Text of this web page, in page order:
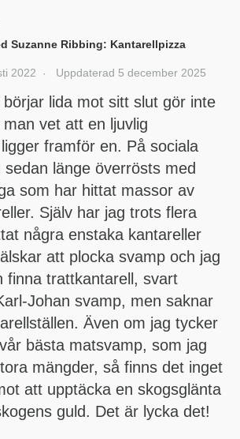
Suzanne Ribbing: Kantarellpizza
2022 Uppdaterad 5 december 2025
lida mot sitt slut gör inte
vet att en ljuvlig
framför en. På sociala
länge överrösts med
som har hittat massor av
Själv har jag trots flera
några enstaka kantareller
att plocka svamp och jag
finna trattkantarell, svart
Johan svamp, men saknar
Även om jag tycker
bästa matsvamp, som jag
mängder, så finns det inget
att upptäcka en skogsglänta
guld. Det är lycka det!